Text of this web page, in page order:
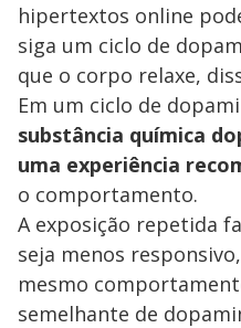
hipertextos online
siga um ciclo de
que o corpo relaxe,
Em um ciclo de
substância química
uma experiência
o comportamento.
A exposição repetida
seja menos
mesmo
semelhante de